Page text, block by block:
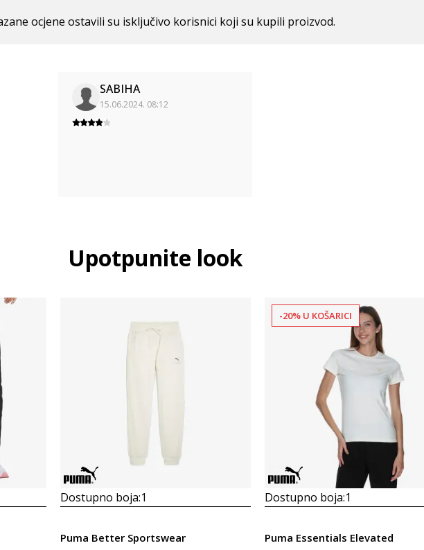
ocjene ostavili su isključivo korisnici koji su kupili proizvod.
SABIHA
15.06.2024. 08:12
Upotpunite look
Dostupno boja:1
Puma Better Sportswear
-20% U KOŠARICI
Dostupno boja:1
Puma Essentials Elevated